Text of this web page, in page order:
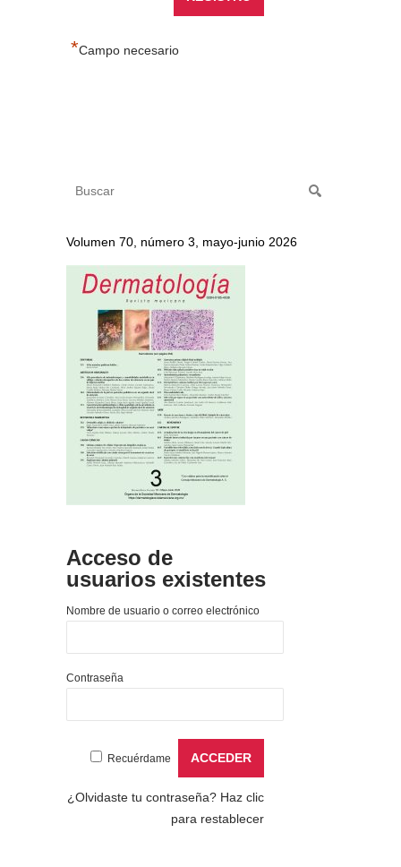
*Campo necesario
Volumen 70, número 3, mayo-junio 2026
Acceso de
usuarios existentes
Nombre de usuario o correo electrónico
Contraseña
Recuérdame
¿Olvidaste tu contraseña? Haz clic
para restablecer